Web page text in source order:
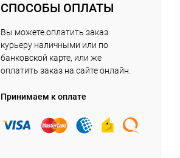
СПОСОБЫ ОПЛАТЫ
Вы можете оплатить заказ
курьеру наличными или по
банковской карте, или же
оплатить заказ на сайте онлайн.
Принимаем к оплате